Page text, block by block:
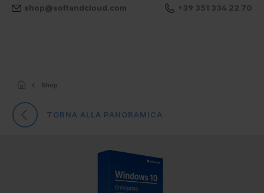
shop@softandcloud.com +39 351 334 22 70
Shop
TORNA ALLA PANORAMICA